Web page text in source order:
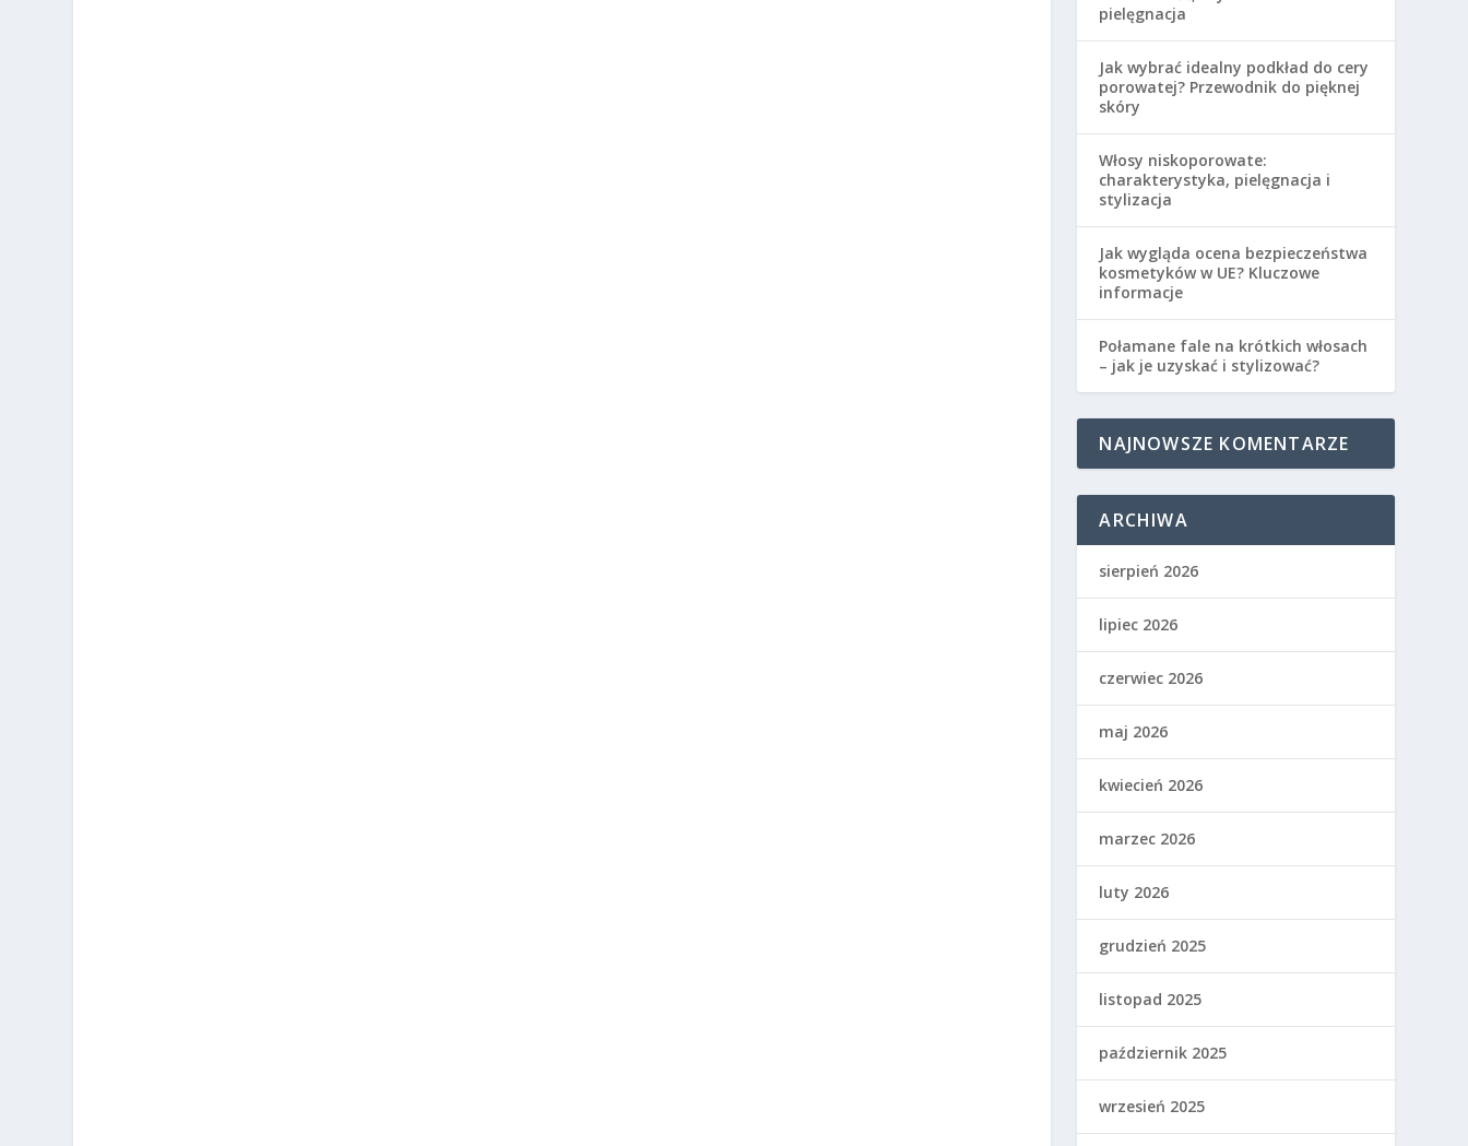
pielęgnacja
Jak wybrać idealny podkład do cery
porowatej? Przewodnik do pięknej
skóry
Włosy niskoporowate:
charakterystyka, pielęgnacja i
stylizacja
Jak wygląda ocena bezpieczeństwa
kosmetyków w UE? Kluczowe
informacje
Połamane fale na krótkich włosach
– jak je uzyskać i stylizować?
NAJNOWSZE KOMENTARZE
ARCHIWA
sierpień 2026
lipiec 2026
czerwiec 2026
maj 2026
kwiecień 2026
marzec 2026
luty 2026
grudzień 2025
listopad 2025
październik 2025
wrzesień 2025